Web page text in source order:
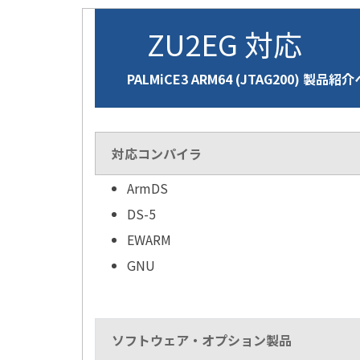
ZU2EG 対応
PALMiCE3 ARM64 (JTAG200) 製品紹介
対応コンパイラ
ArmDS
DS-5
EWARM
GNU
ソフトウェア・オプション製品